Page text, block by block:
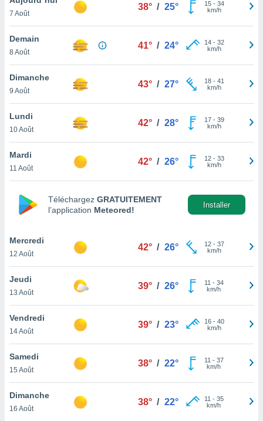
et
»,
au
vous
qu'ils
ou
le
ainsi
un
la
du
votre
à
en
le
7 Août
38° / 25° 15- 34
km/h
Demain
8 Août
41° / 24° 14- 32
km/h
Dimanche
9 Août
43° / 27° 18- 41
km/h
Lundi
10 Août
42° / 28° 17- 39
km/h
Mardi
11 Août
42° / 26° 12- 33
km/h
Téléchargez GRATUITEMENT
l’application Meteored!
Installer
Mercredi
12 Août
42° / 26° 12- 37
km/h
Jeudi
13 Août
39° / 26° 11 - 34
km/h
Vendredi
14 Août
39° / 23° 16- 40
km/h
Samedi
15 Août
38° / 22° 11 - 37
km/h
Dimanche
16 Août
38° / 22° 11 - 35
km/h